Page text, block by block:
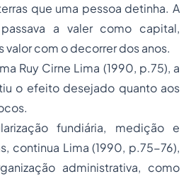
que uma pessoa detinha. A
a valer como capital,
valor com o decorrer dos anos.
Ruy Cirne Lima (1990, p.75), a
o efeito desejado quanto aos
fundiária, medição e
continua Lima (1990, p.75-76),
administrativa, como